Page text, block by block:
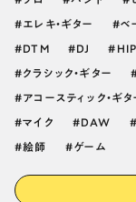
エレキ・ギター ベ
DTM DJ
クラシック・ギター
アコースティック・ギタ
マイク DAW
絵師 ゲーム